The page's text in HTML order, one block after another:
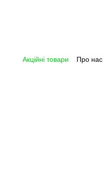
Акційні товари Про нас